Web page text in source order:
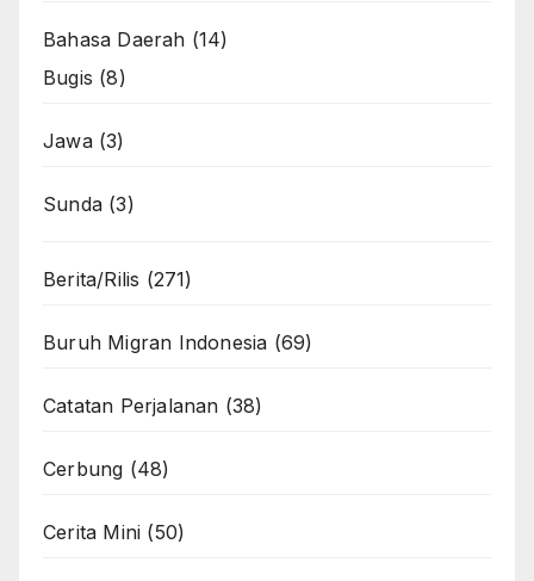
Bahasa Daerah (14)
Bugis (8)
Jawa(3)
Sunda (3)
Berita/Rilis (271)
Buruh Migran Indonesia (69)
Catatan Perjalanan (38)
Cerbung (48)
Cerita Mini (50)